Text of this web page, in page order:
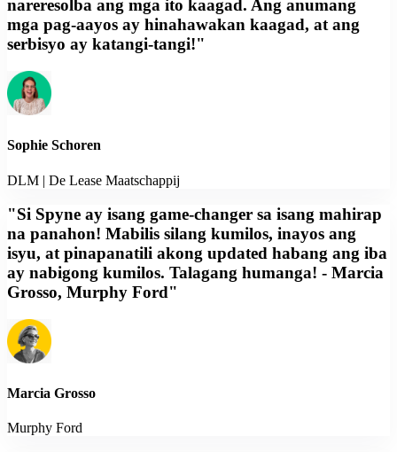
nareresolba ang mga ito kaagad. Ang anumang
mga pag-aayos ay hinahawakan kaagad, at ang
serbisyo ay katangi-tangi!"
Sophie Schoren
DLM | De Lease Maatschappij
"Si Spyne ay isang game-changer sa isang mahirap
na panahon! Mabilis silang kumilos, inayos ang
isyu, at pinapanatili akong updated habang ang iba
ay nabigong kumilos. Talagang humanga! - Marcia
Grosso, Murphy Ford"
Marcia Grosso
Murphy Ford